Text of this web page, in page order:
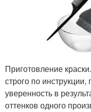
Приготовление
строго по
уверенность в
оттенков одного